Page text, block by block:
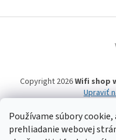
Používame súbory
prehliadanie webovej
Copyright 2026Wifi shop
Upraviť
Wifi shop wellnet.sk